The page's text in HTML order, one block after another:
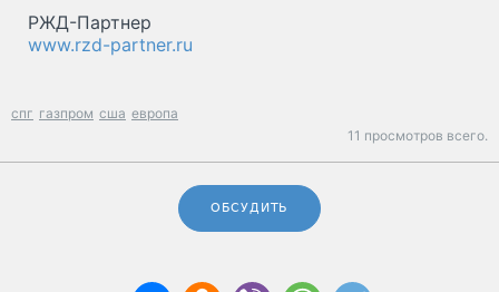
РЖД-Партнер
www.rzd-partner.ru
спг газпром сша европа
11 просмотров всего.
ОБСУДИТЬ